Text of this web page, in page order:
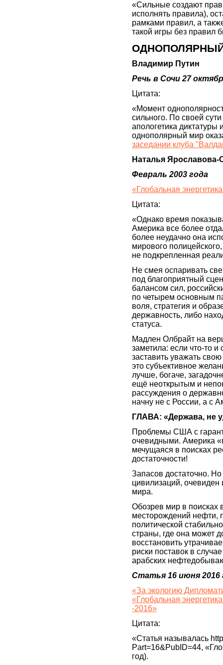
«Сильные создают
исполнять правила),
рамками правил, а
такой игры без правил
Владимир Путин
Речь в Сочи 27
Цитата:
«Момент
сильного. По своей
апологетика
однополярный мир
заседании клуба
Наталья Ярославова-
Февраль 2003 года
«Глобальная
Цитата:
«Однако время
Америка все более
более неудачно она
мирового
не подкрепленная
Не смея оспаривать
под благоприятный
балансом сил,
по четырем основным
воля, стратегия и
державность, либо
статуса.
Мадлен Олбрайт на
заметила: если что-то
заставить уважать
это субъективное
лучше, богаче,
ещё неоткрытым и
рассуждения о
начну не с России, а с
ГЛАВА: «Держава, не
Проблемы США с
очевидными. Америка
мечущаяся в поисках
достаточности!
Запасов достаточно.
цивилизаций, очевиден
мира.
Обозрев мир в поисках
месторождений нефти,
политической
страны, где она может
восстановить
риски поставок в
арабских
Статья 16 июня 2016
«За экологию
«Глобальная
-2016»
Цитата:
«Статья называлась
Part=16&PubID=44,
год).